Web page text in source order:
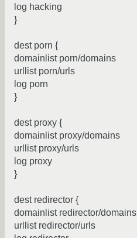
log hacking
}
dest porn {
domainlist porn/domains
urllist porn/urls
log porn
}
dest proxy {
domainlist proxy/domains
urllist proxy/urls
log proxy
}
dest redirector {
domainlist redirector/domains
urllist redirector/urls